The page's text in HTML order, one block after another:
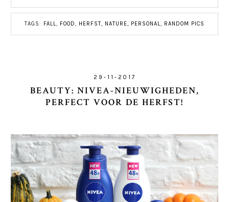
TAGS: FALL, FOOD, HERFST, NATURE, PERSONAL, RANDOM PICS
29-11-2017
BEAUTY: NIVEA-NIEUWIGHEDEN,
PERFECT VOOR DE HERFST!